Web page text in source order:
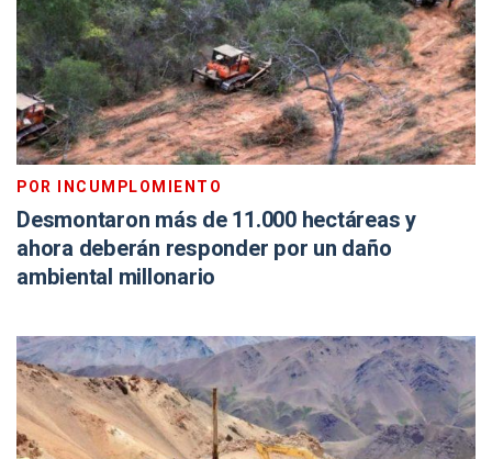
POR INCUMPLOMIENTO
Desmontaron más de 11.000 hectáreas y
ahora deberán responder por un daño
ambiental millonario